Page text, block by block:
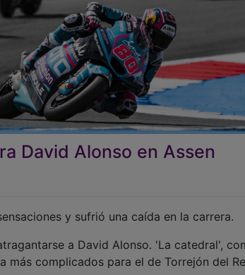
David Alonso en Assen
y sufrió una caída en la carrera.
a David Alonso. 'La catedral',
más complicados para el de Torrejón del